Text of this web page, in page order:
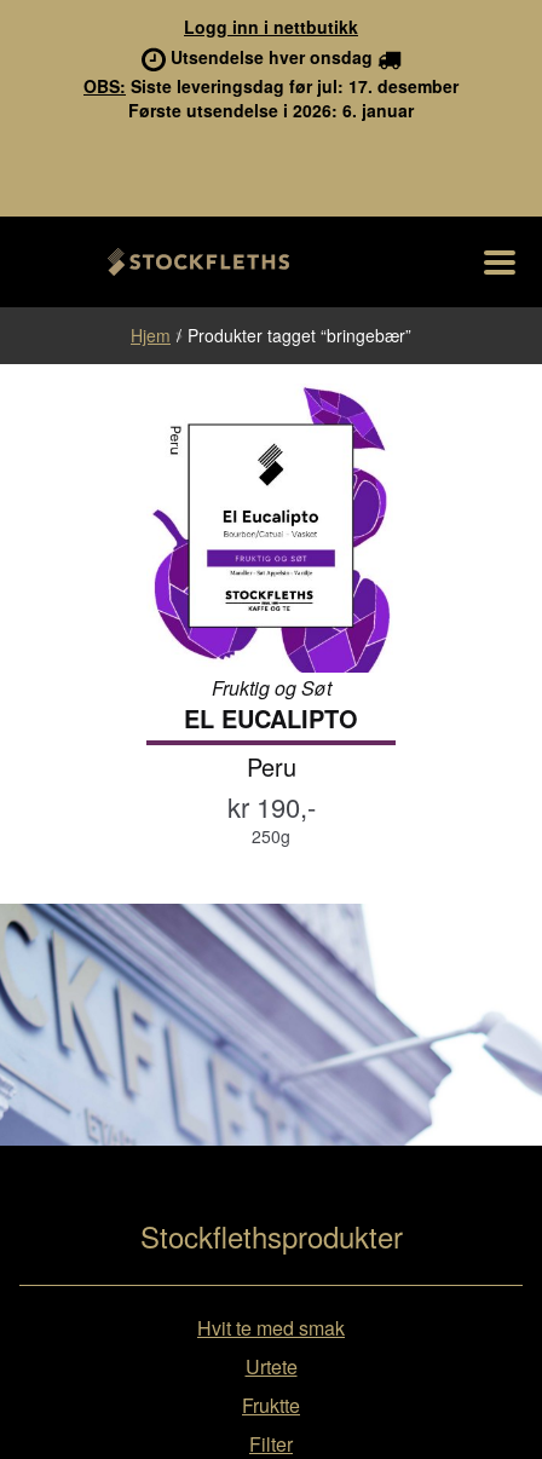
Logg inn i nettbutikk
Utsendelse hver onsdag
OBS: Siste leveringsdag før jul: 17. desember
Første utsendelse i 2026: 6. januar
Stockfleths
Hjem / Produkter tagget “bringebær”
Fruktig og Søt
EL EUCALIPTO
Peru
kr 190,-
250g
Stockflethsprodukter
Hvit te med smak
Urtete
Fruktte
Filter